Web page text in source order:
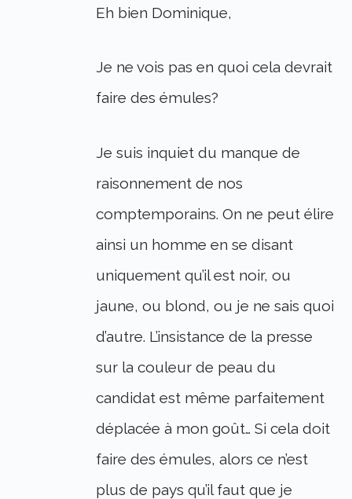
Eh bien Dominique,
Je ne vois pas en quoi cela devrait
faire des émules?
Je suis inquiet du manque de
raisonnement de nos
comptemporains. On ne peut élire
ainsi un homme en se disant
uniquement qu’il est noir, ou
jaune, ou blond, ou je ne sais quoi
d’autre. L’insistance de la presse
sur la couleur de peau du
candidat est même parfaitement
déplacée à mon goût… Si cela doit
faire des émules, alors ce n’est
plus de pays qu’il faut que je